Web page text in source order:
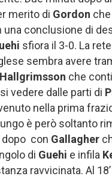
merito di Gordon
una conclusione di
sfiora il 3-0. La rete
sembra avere
Hallgrimsson che
vedere dalle parti di
nella prima
è però soltanto
dopo con Gallagher
di Guehi e infila
ravvicinata. Al